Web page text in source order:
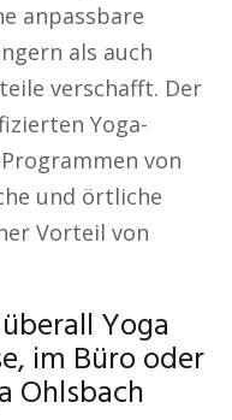
anpassbare
als auch
verschafft. Der
Yoga-
von
und örtliche
Vorteil von
Yoga
im Büro oder
Ohlsbach